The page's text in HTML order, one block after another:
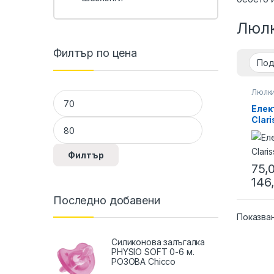
Люлки
This
Филтър по цена
Минимална цена
Максимална цена
Филтър
Последно добавени
Силиконова залъгалка
PHYSIO SOFТ 0-6 м.
РОЗОВА Chicco